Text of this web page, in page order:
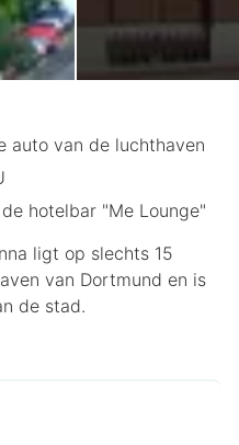
auto van de luchthaven
hotelbar "Me Lounge"
ligt op slechts 15
van Dortmund en is
de stad.